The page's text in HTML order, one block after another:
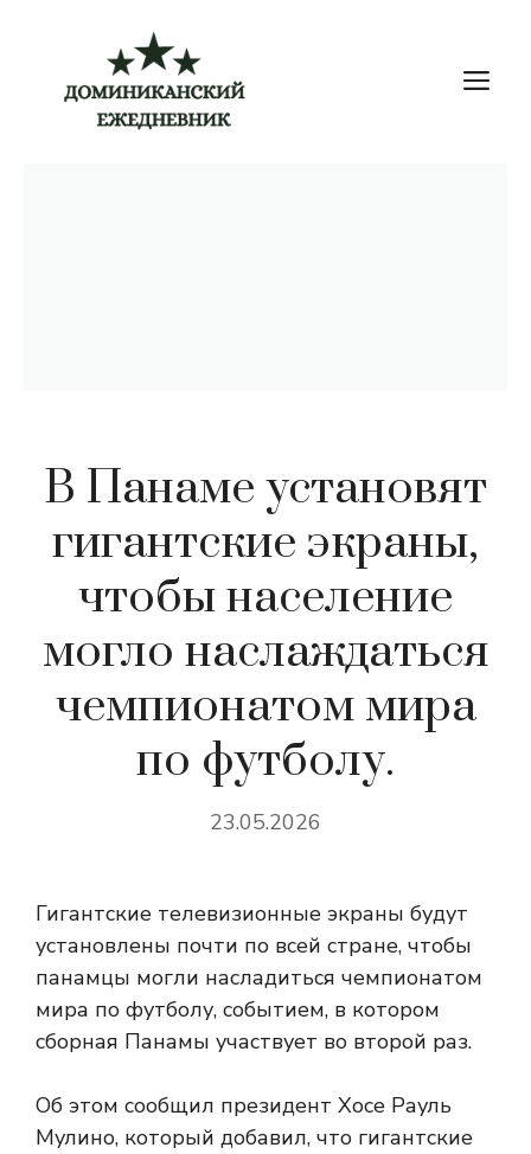
содержимому
В Панаме установят
гигантские экраны,
чтобы население
могло наслаждаться
чемпионатом мира
по футболу.
23.05.2026
Гигантские телевизионные экраны будут
установлены почти по всей стране, чтобы
панамцы могли насладиться чемпионатом
мира по футболу, событием, в котором
сборная Панамы участвует во второй раз.
Об этом сообщил президент Хосе Рауль
Мулино, который добавил, что гигантские